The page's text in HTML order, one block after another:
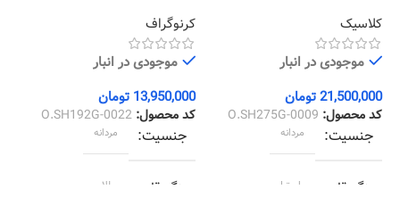
کلاسیک
موجودی در انبار
21,500,000تومان
کد محصول: O.SH275G-0009
جنسیت مردانه
رنگ قاب استیل
کرنوگراف
موجودی در انبار
13,950,000 تومان
کد محصول: O.SH192G-0022
جنسیت مردانه
رنگ قاب طلايي